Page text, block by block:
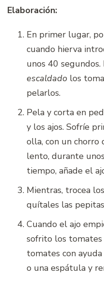
Elaboración:
En primer lugar,
cuando hierva
unos 40
escaldado los
pelarlos.
Pela y corta en
y los ajos. Sofríe
olla, con un chorro
lento, durante
tiempo, añade el
Mientras, trocea
quítales las
Cuando el ajo
sofrito los tomates
tomates con
o una espátula y